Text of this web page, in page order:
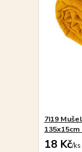
7I19
18 Kč/ks